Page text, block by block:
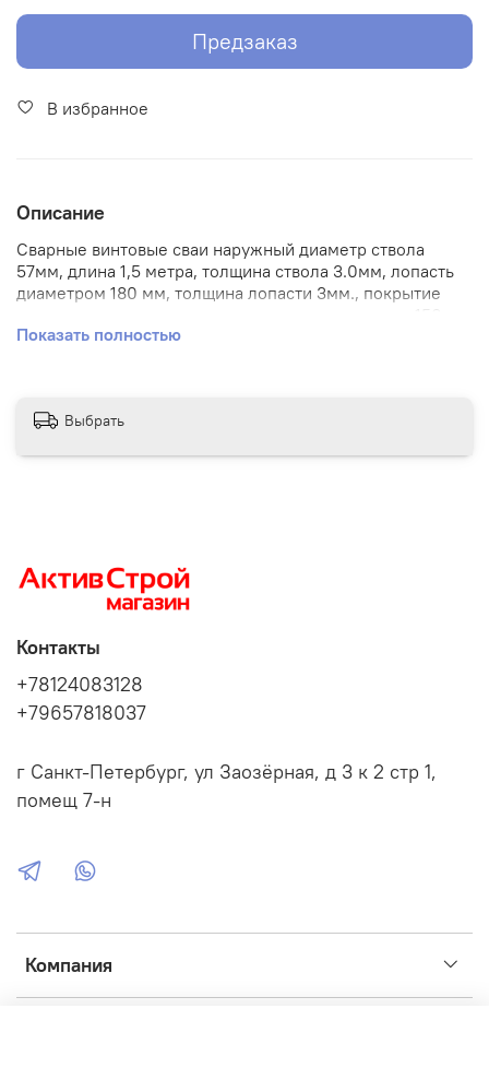
Предзаказ
В избранное
Описание
Сварные винтовые сваи наружный диаметр ствола
57мм, длина 1,5 метра, толщина ствола 3.0мм, лопасть
диаметром 180 мм, толщина лопасти 3мм., покрытие
200 микрон Нагрузка на каждую до 800 килограмм,
теплиц, как опорные столбы для хорошо продуваемого
Показать полностью
Выбрать
Компания
Контакты
+78124083128
+79657818037
г Санкт-Петербург, ул Заозёрная, д 3 к 2 стр 1,
помещ 7-н